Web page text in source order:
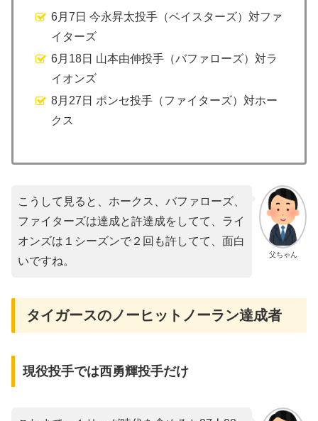
6月7日 今永昇太投手（ベイスターズ）対ファ
イターズ
6月18日 山本由伸投手（バファローズ）対ラ
イオンズ
8月27日 ポンセ投手（ファイターズ）対ホー
クス
父ちゃん
こうして見ると、ホークス、バファローズ、
ファイターズは達成と許達成をしてて、ライ
オンズは１シーズンで２回も許してて、面白
いですね。
タイガースのノーヒットノーラン達成者
現役投手では西勇輝投手だけ